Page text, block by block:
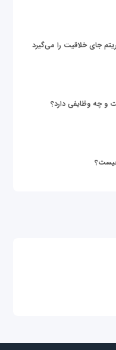
جای خلاقیت را می‌گیرد
و چه وظایفی دارد؟